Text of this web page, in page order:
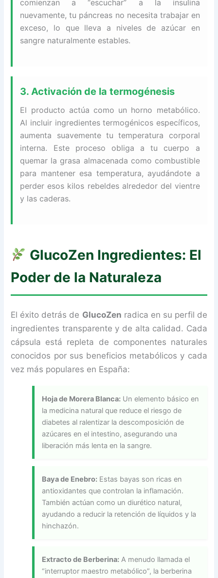
comienzan a “escuchar” a la insulina
nuevamente, tu páncreas no necesita trabajar en
exceso, lo que lleva a niveles de azúcar en
sangre naturalmente estables.
3. Activación de la termogénesis
El producto actúa como un horno metabólico.
Al incluir ingredientes termogénicos específicos,
aumenta suavemente tu temperatura corporal
interna. Este proceso obliga a tu cuerpo a
quemar la grasa almacenada como combustible
para mantener esa temperatura, ayudándote a
perder esos kilos rebeldes alrededor del vientre
y las caderas.
GlucoZen Ingredientes: El
Poder de la Naturaleza
El éxito detrás de GlucoZen radica en su perfil de
ingredientes transparente y de alta calidad. Cada
cápsula está repleta de componentes naturales
conocidos por sus beneficios metabólicos y cada
vez más populares en España:
Hoja de Morera Blanca: Un elemento básico en
la medicina natural que reduce el riesgo de
diabetes al ralentizar la descomposición de
azúcares en el intestino, asegurando una
liberación más lenta en la sangre.
Baya de Enebro: Estas bayas son ricas en
antioxidantes que controlan la inflamación.
También actúan como un diurético natural,
ayudando a reducir la retención de líquidos y la
hinchazón.
Extracto de Berberina: A menudo llamada el
“interruptor maestro metabólico”, la berberina